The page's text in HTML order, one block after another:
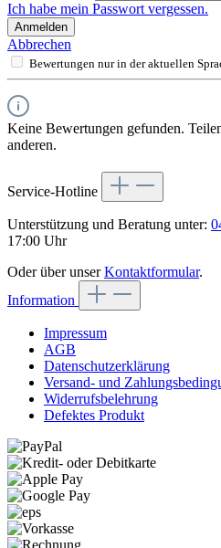
Ich habe mein Passwort vergessen.
Anmelden
Abbrechen
Bewertungen nur in der aktuellen
Keine Bewertungen gefunden.
anderen.
Service-Hotline
Unterstützung und Beratung unter:
17:00 Uhr
Oder über unserKontaktformular.
Information
Impressum
AGB
Datenschutzerklärung
Versand- und
Widerrufsbelehrung
Defektes Produkt